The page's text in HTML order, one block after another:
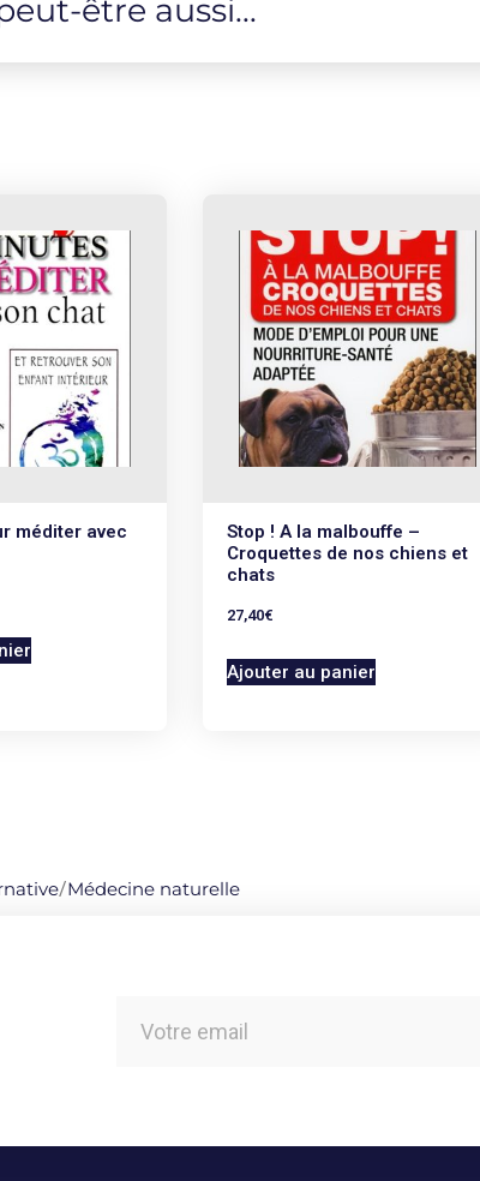
être aussi...
méditer avec
Stop ! A la malbouffe –
Croquettes de nos chiens et
chats
27,40€
Ajouter au panier
/Médecine naturelle